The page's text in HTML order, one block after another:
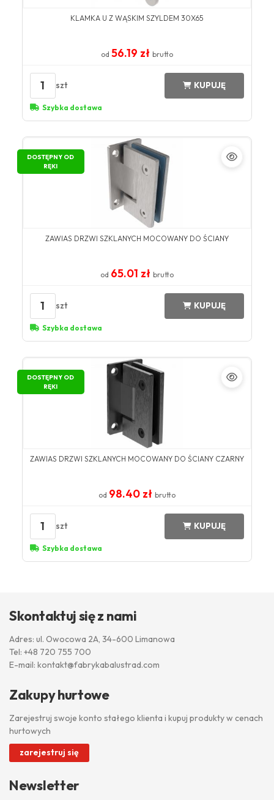
KLAMKA U Z WĄSKIM SZYLDEM 30X65
od 56.19 zł brutto
1 szt KUPUJĘ
Szybka dostawa
DOSTĘPNY OD
RĘKI
ZAWIAS DRZWI SZKLANYCH MOCOWANY DO ŚCIANY
od 65.01 zł brutto
1 szt KUPUJĘ
Szybka dostawa
DOSTĘPNY OD
RĘKI
ZAWIAS DRZWI SZKLANYCH MOCOWANY DO ŚCIANY CZARNY
od 98.40 zł brutto
1 szt KUPUJĘ
Szybka dostawa
Skontaktuj się z nami
Adres: ul. Owocowa 2A, 34-600 Limanowa
Tel: +48 720 755 700
E-mail: kontakt@fabrykabalustrad.com
Zakupy hurtowe
Zarejestruj swoje konto stałego klienta i kupuj produkty w cenach
hurtowych
zarejestruj się
Newsletter